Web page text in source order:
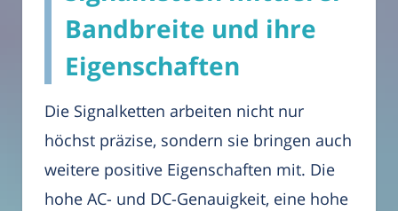
Bandbreite und ihre
Eigenschaften
Die Signalketten arbeiten nicht nur
höchst präzise, sondern sie bringen auch
weitere positive Eigenschaften mit. Die
hohe AC- und DC-Genauigkeit, eine hohe